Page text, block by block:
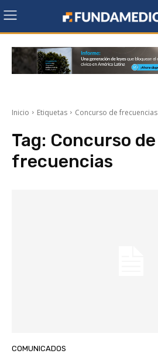
Inicio Etiquetas Concurso de frecuencias
Tag: Concurso de
frecuencias
COMUNICADOS